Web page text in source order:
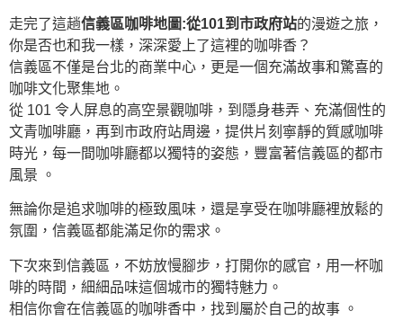
走完了這趟信義區咖啡地圖:從101到市政府站的漫遊之旅，
你是否也和我一樣，深深愛上了這裡的咖啡香？
信義區不僅是台北的商業中心，更是一個充滿故事和驚喜的
咖啡文化聚集地。
從 101 令人屏息的高空景觀咖啡，到隱身巷弄、充滿個性的
文青咖啡廳，再到市政府站周邊，提供片刻寧靜的質感咖啡
時光，每一間咖啡廳都以獨特的姿態，豐富著信義區的都市
風景 。
無論你是追求咖啡的極致風味，還是享受在咖啡廳裡放鬆的
氛圍，信義區都能滿足你的需求。
下次來到信義區，不妨放慢腳步，打開你的感官，用一杯咖
啡的時間，細細品味這個城市的獨特魅力。
相信你會在信義區的咖啡香中，找到屬於自己的故事 。